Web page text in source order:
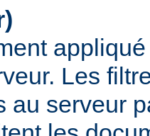
Les
au serveur